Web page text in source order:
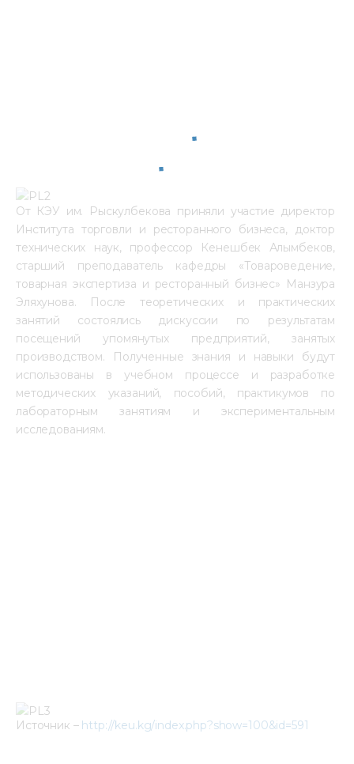
От КЭУ им. Рыскулбекова приняли участие директор
Института торговли и ресторанного бизнеса, доктор
технических наук, профессор Кенешбек Алымбеков,
старший преподаватель кафедры «Товароведение,
товарная экспертиза и ресторанный бизнес» Манзура
Эляхунова. После теоретических и практических
занятий состоялись дискуссии по результатам
посещений упомянутых предприятий, занятых
производством. Полученные знания и навыки будут
использованы в учебном процессе и разработке
методических указаний, пособий, практикумов по
лабораторным занятиям и экспериментальным
исследованиям.
Источник – http://keu.kg/index.php?show=100&id=591